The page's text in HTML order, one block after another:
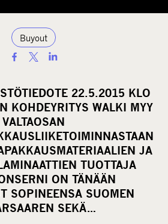
Buyout
a
r
e
o
n
s
o
c
i
22.5.2015 KLO
KOHDEYRITYS WALKI MYY
VALTAOSAN
JA
TUOTTAJA
ON TÄNÄÄN
SOPINEENSA SUOMEN
SEKÄ…